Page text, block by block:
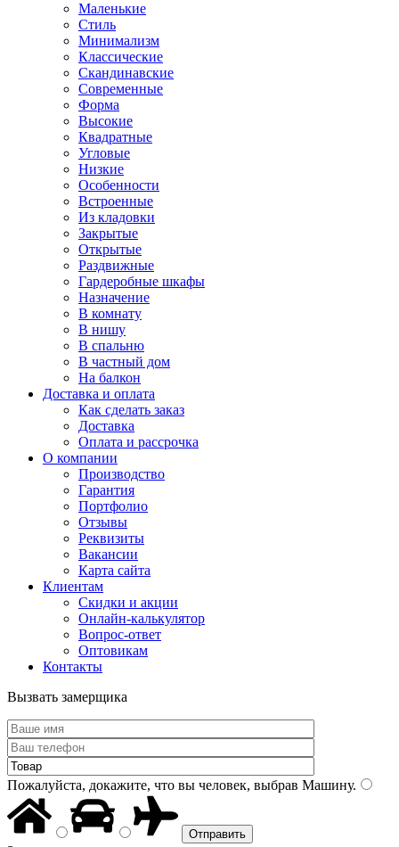
Маленькие
Стиль
Минимализм
Классические
Скандинавские
Современные
Форма
Высокие
Квадратные
Угловые
Низкие
Особенности
Встроенные
Из кладовки
Закрытые
Открытые
Раздвижные
Гардеробные шкафы
Назначение
В комнату
В нишу
В спальню
В частный дом
На балкон
Доставка и оплата
Как сделать заказ
Доставка
Оплата и рассрочка
О компании
Производство
Гарантия
Портфолио
Отзывы
Реквизиты
Вакансии
Карта сайта
Клиентам
Скидки и акции
Онлайн-калькулятор
Вопрос-ответ
Оптовикам
Контакты
Вызвать замерщика
Пожалуйста, докажите, что вы человек, выбрав Машину.